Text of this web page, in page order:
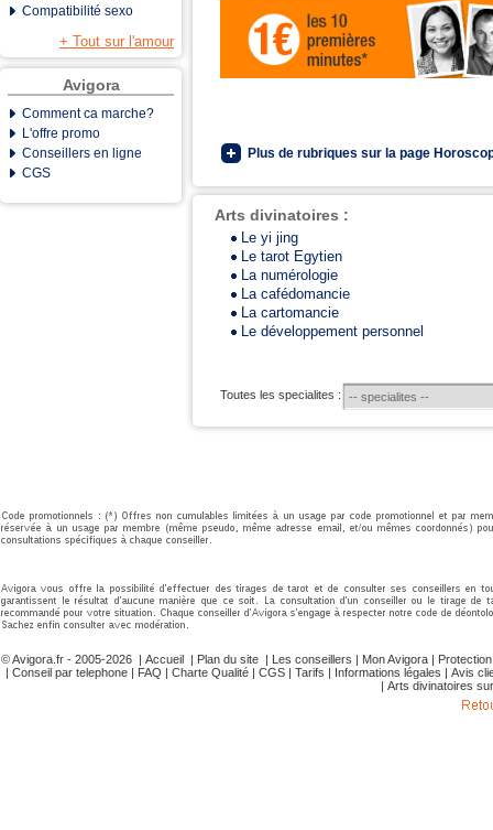
Compatibilité sexo
+ Tout sur l'amour
Avigora
Comment ca marche?
L'offre promo
Conseillers en ligne
CGS
Plus de rubriques sur la page
Arts divinatoires :
Le yi jing
Le tarot Egytien
La numérologie
La cafédomancie
La cartomancie
Le développement personnel
Toutes les specialites :
© Avigora.fr - 2005-2026 | Accueil Plan du site| Les conseillers Mon Avigora|
Conseil par telephone| FAQ Charte Qualité| CGS| Tarifs Informations légales
Avis
Arts divinatoires